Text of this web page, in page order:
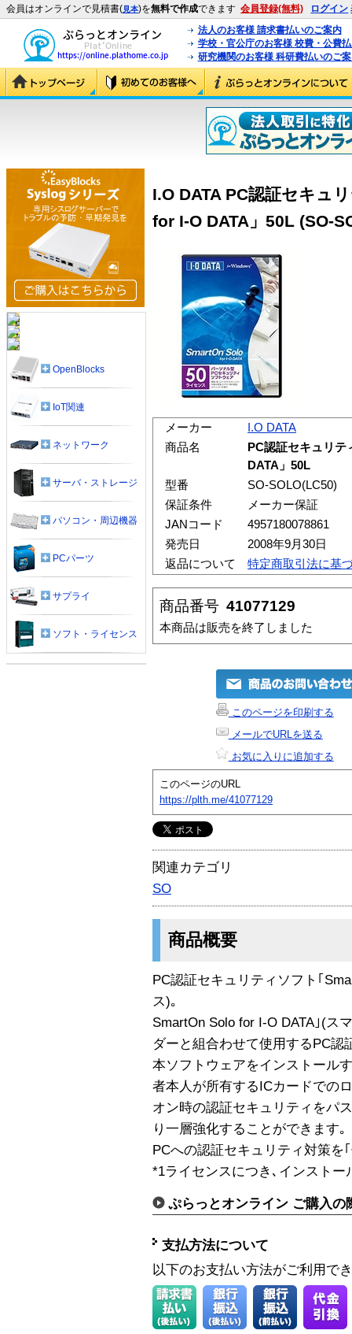
会員はオンラインで見積書(見本)を無料で作成できます 会員登録(無料) ログイン
法人のお客様 請求書払いのご案内
学校・官公庁のお客様 校費・公費
研究機関のお客様 科研費払いのご
I.O DATA PC認証セキュ
for I-O DATA」50L (SO-
メーカー
I.O DATA
商品名
PC認証セキュリ
DATA」50L
型番
SO-SOLO(LC50)
保証条件
メーカー保証
JANコード
4957180078861
発売日
2008年9月30日
返品について
特定商取引法に基
商品番号 41077129
本商品は販売を終了しました
このページを印刷する
メールでURLを送る
お気に入りに追加する
このページのURL
https://plth.me/41077129
関連カテゴリ
SO
商品概要
PC認証セキュリティソフト｢
ス)｡
SmartOn Solo for I-O DATA｣(ス
ダーと組合わせて使用するPC
本ソフトウェアをインストール
者本人が所有するICカードでの
オン時の認証セキュリティをパ
り一層強化することができます｡
PCへの認証セキュリティ対策を
*1ライセンスにつき､インストー
ぷらっとオンライン ご購入の
支払方法について
以下のお支払い方法がご利用で
OpenBlocks
IoT関連
ネットワーク
サーバ・ストレージ
パソコン・周辺機器
PCパーツ
サプライ
ソフト・ライセンス